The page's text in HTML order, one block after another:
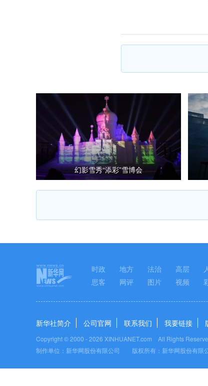
幻影雪秀“添彩”雪博会
时政 地方 法治 高层
思客
网评 图片 视频
新华社简介 公司官网 联系我们 我要链接
Copyright © 2000 -2026 XINHUANET.com All Rights
制作单位：新华网股份有限公司 版权所有：新华网股份有限